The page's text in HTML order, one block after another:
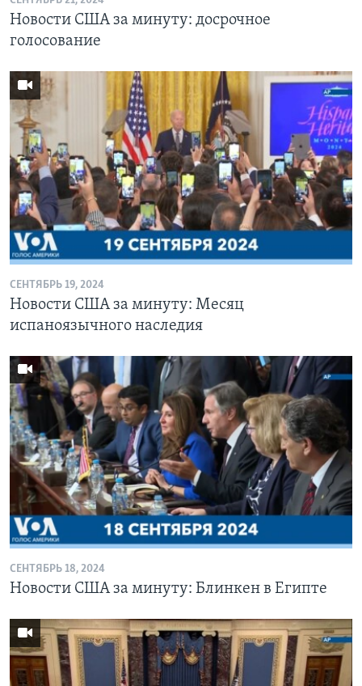
Новости США за минуту: досрочное
голосование
СЕНТЯБРЬ 19, 2024
Новости США за минуту: Месяц
испаноязычного наследия
СЕНТЯБРЬ 18, 2024
Новости США за минуту: Блинкен в Египте